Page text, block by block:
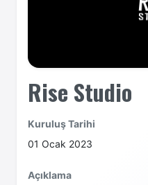
Rise Studio
Kuruluş Tarihi
01 Ocak 2023
Açıklama